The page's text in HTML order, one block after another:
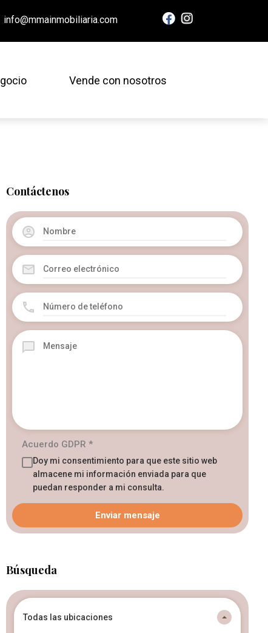
info@mmainmobiliaria.com
Vende con nosotros
Contáctenos
Acuerdo GDPR *
Doy mi consentimiento para que este sitio web
almacene mi información enviada para que
puedan responder a mi consulta.
Búsqueda
Todas las ubicaciones